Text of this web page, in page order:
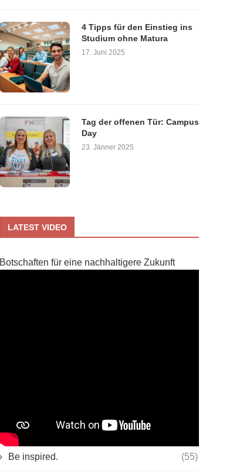
4 Tipps für den Einstieg ins
Studium ohne Matura
17. Juni 2025
Tag der offenen Tür: Campus
Day
23. Jänner 2025
LATEST VIDEO
Botschaften für eine nachhaltigere Zukunft
KATEGORIEN
Be inspired. (55)